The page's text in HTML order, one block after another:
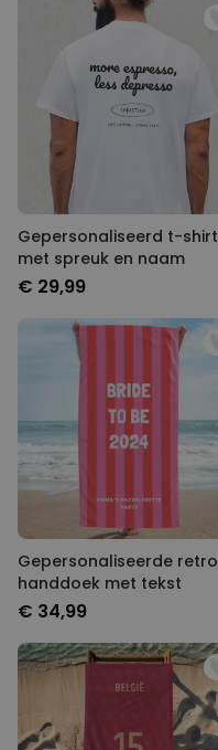
Gepersonaliseerd t-shirt
met spreuk en naam
€ 29,99
Gepersonaliseerde retro
handdoek met tekst
€ 34,99